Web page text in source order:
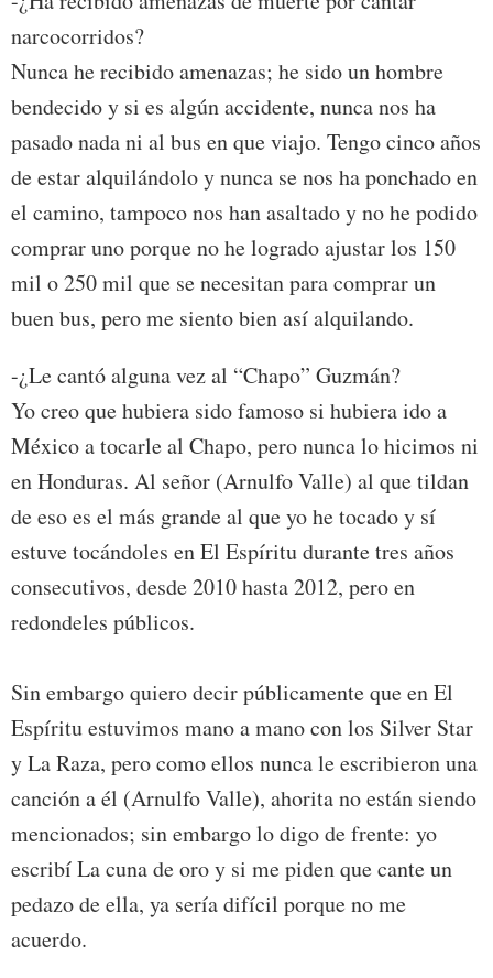
narcocorridos?
Nunca he recibido amenazas; he sido un hombre
bendecido y si es algún accidente, nunca nos ha
pasado nada ni al bus en que viajo. Tengo cinco años
de estar alquilándolo y nunca se nos ha ponchado en
el camino, tampoco nos han asaltado y no he podido
comprar uno porque no he logrado ajustar los 150
mil o 250 mil que se necesitan para comprar un
buen bus, pero me siento bien así alquilando.
-¿Le cantó alguna vez al “Chapo” Guzmán?
Yo creo que hubiera sido famoso si hubiera ido a
México a tocarle al Chapo, pero nunca lo hicimos ni
en Honduras. Al señor (Arnulfo Valle) al que tildan
de eso es el más grande al que yo he tocado y sí
estuve tocándoles en El Espíritu durante tres años
consecutivos, desde 2010 hasta 2012, pero en
redondeles públicos.
Sin embargo quiero decir públicamente que en El
Espíritu estuvimos mano a mano con los Silver Star
y La Raza, pero como ellos nunca le escribieron una
canción a él (Arnulfo Valle), ahorita no están siendo
mencionados; sin embargo lo digo de frente: yo
escribí La cuna de oro y si me piden que cante un
pedazo de ella, ya sería difícil porque no me
acuerdo.